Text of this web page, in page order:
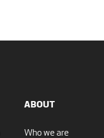
ABOUT
Who we are